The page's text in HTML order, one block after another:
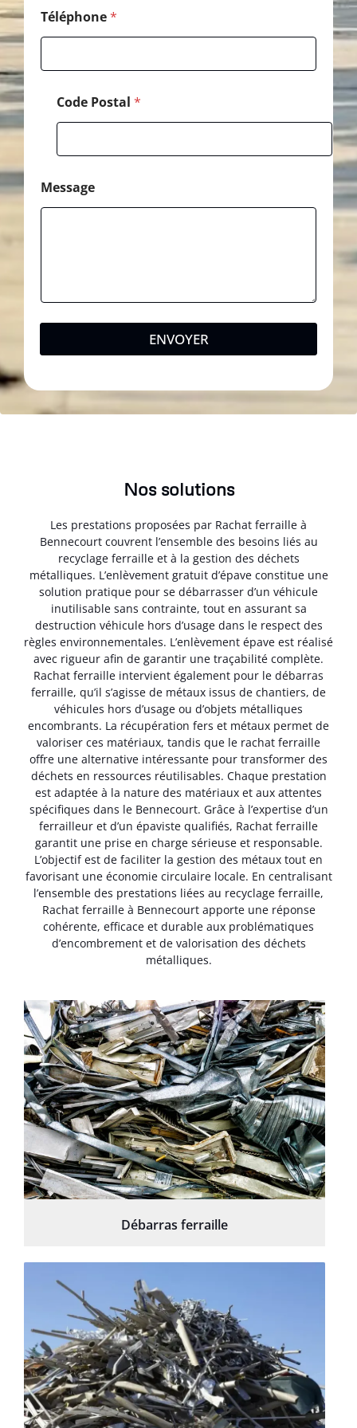
Téléphone*
Code Postal *
Message
ENVOYER
Nos solutions
Les prestations proposées par Rachat ferraille à
Bennecourt couvrent l’ensemble des besoins liés au
recyclage ferraille et à la gestion des déchets
métalliques. L’enlèvement gratuit d’épave constitue une
solution pratique pour se débarrasser d’un véhicule
inutilisable sans contrainte, tout en assurant sa
destruction véhicule hors d’usage dans le respect des
règles environnementales. L’enlèvement épave est réalisé
avec rigueur afin de garantir une traçabilité complète.
Rachat ferraille intervient également pour le débarras
ferraille, qu’il s’agisse de métaux issus de chantiers, de
véhicules hors d’usage ou d’objets métalliques
encombrants. La récupération fers et métaux permet de
valoriser ces matériaux, tandis que le rachat ferraille
offre une alternative intéressante pour transformer des
déchets en ressources réutilisables. Chaque prestation
est adaptée à la nature des matériaux et aux attentes
spécifiques dans le Bennecourt. Grâce à l’expertise d’un
ferrailleur et d’un épaviste qualifiés, Rachat ferraille
garantit une prise en charge sérieuse et responsable.
L’objectif est de faciliter la gestion des métaux tout en
favorisant une économie circulaire locale. En centralisant
l’ensemble des prestations liées au recyclage ferraille,
Rachat ferraille à Bennecourt apporte une réponse
cohérente, efficace et durable aux problématiques
d’encombrement et de valorisation des déchets
métalliques.
Débarras ferraille